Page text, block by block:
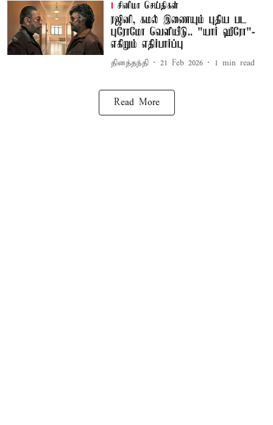
சினிமா செய்திகள்
ரஜினி, கமல் இணையும் புதிய பட
புரோமோ வெளியீடு.. "யார் ஹீரோ"-
எகிறும் எதிர்பார்ப்பு
தினத்தந்தி 21 Feb 2026 1 min read
Read More